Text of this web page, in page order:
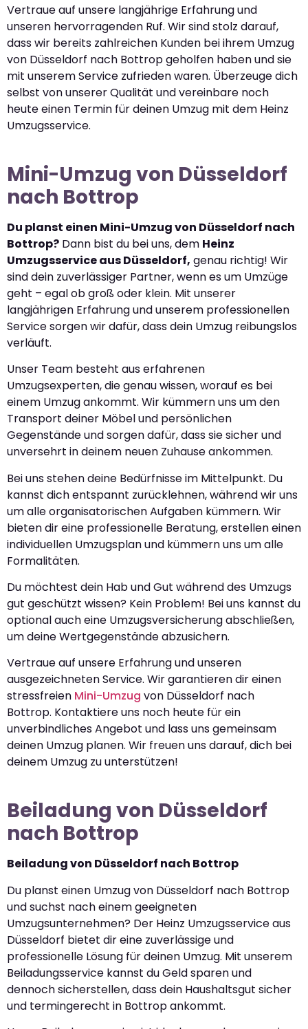
Vertraue auf unsere langjährige Erfahrung und
unseren hervorragenden Ruf. Wir sind stolz darauf,
dass wir bereits zahlreichen Kunden bei ihrem Umzug
von Düsseldorf nach Bottrop geholfen haben und sie
mit unserem Service zufrieden waren. Überzeuge dich
selbst von unserer Qualität und vereinbare noch
heute einen Termin für deinen Umzug mit dem Heinz
Umzugsservice.
Mini-Umzug von Düsseldorf
nach Bottrop
Du planst einen Mini-Umzug von Düsseldorf nach
Bottrop? Dann bist du bei uns, dem Heinz
Umzugsservice aus Düsseldorf, genau richtig! Wir
sind dein zuverlässiger Partner, wenn es um Umzüge
geht – egal ob groß oder klein. Mit unserer
langjährigen Erfahrung und unserem professionellen
Service sorgen wir dafür, dass dein Umzug reibungslos
verläuft.
Unser Team besteht aus erfahrenen
Umzugsexperten, die genau wissen, worauf es bei
einem Umzug ankommt. Wir kümmern uns um den
Transport deiner Möbel und persönlichen
Gegenstände und sorgen dafür, dass sie sicher und
unversehrt in deinem neuen Zuhause ankommen.
Bei uns stehen deine Bedürfnisse im Mittelpunkt. Du
kannst dich entspannt zurücklehnen, während wir uns
um alle organisatorischen Aufgaben kümmern. Wir
bieten dir eine professionelle Beratung, erstellen einen
individuellen Umzugsplan und kümmern uns um alle
Formalitäten.
Du möchtest dein Hab und Gut während des Umzugs
gut geschützt wissen? Kein Problem! Bei uns kannst du
optional auch eine Umzugsversicherung abschließen,
um deine Wertgegenstände abzusichern.
Vertraue auf unsere Erfahrung und unseren
ausgezeichneten Service. Wir garantieren dir einen
stressfreien Mini-Umzug von Düsseldorf nach
Bottrop. Kontaktiere uns noch heute für ein
unverbindliches Angebot und lass uns gemeinsam
deinen Umzug planen. Wir freuen uns darauf, dich bei
deinem Umzug zu unterstützen!
Beiladung von Düsseldorf
nach Bottrop
Beiladung von Düsseldorf nach Bottrop
Du planst einen Umzug von Düsseldorf nach Bottrop
und suchst nach einem geeigneten
Umzugsunternehmen? Der Heinz Umzugsservice aus
Düsseldorf bietet dir eine zuverlässige und
professionelle Lösung für deinen Umzug. Mit unserem
Beiladungsservice kannst du Geld sparen und
dennoch sicherstellen, dass dein Haushaltsgut sicher
und termingerecht in Bottrop ankommt.